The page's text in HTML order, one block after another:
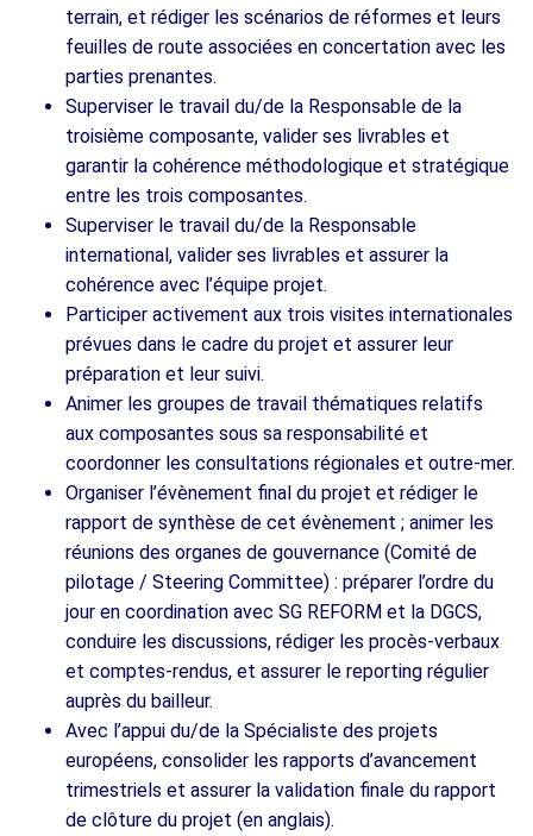
terrain, et rédiger les scénarios de réformes et leurs
feuilles de route associées en concertation avec les
parties prenantes.
Superviser le travail du/de la Responsable de la
troisième composante, valider ses livrables et
garantir la cohérence méthodologique et stratégique
entre les trois composantes.
Superviser le travail du/de la Responsable
international, valider ses livrables et assurer la
cohérence avec l’équipe projet.
Participer activement aux trois visites internationales
prévues dans le cadre du projet et assurer leur
préparation et leur suivi.
Animer les groupes de travail thématiques relatifs
aux composantes sous sa responsabilité et
coordonner les consultations régionales et outre-mer.
Organiser l’évènement final du projet et rédiger le
rapport de synthèse de cet évènement ; animer les
réunions des organes de gouvernance (Comité de
pilotage / Steering Committee) : préparer l’ordre du
jour en coordination avec SG REFORM et la DGCS,
conduire les discussions, rédiger les procès‑verbaux
et comptes‑rendus, et assurer le reporting régulier
auprès du bailleur.
Avec l’appui du/de la Spécialiste des projets
européens, consolider les rapports d’avancement
trimestriels et assurer la validation finale du rapport
de clôture du projet (en anglais).